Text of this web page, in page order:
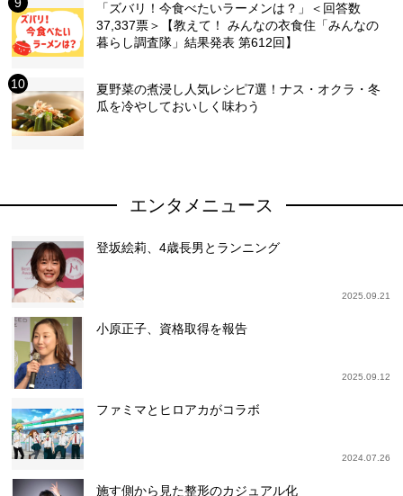
「ズバリ！今食べたいラーメンは？」＜回答数
37,337票＞【教えて！ みんなの衣食住「みんなの
暮らし調査隊」結果発表 第612回】
夏野菜の煮浸し人気レシピ7選！ナス・オクラ・冬
瓜を冷やしておいしく味わう
エンタメニュース
登坂絵莉、4歳長男とランニング
2025.09.21
小原正子、資格取得を報告
2025.09.12
ファミマとヒロアカがコラボ
2024.07.26
施す側から見た整形のカジュアル化